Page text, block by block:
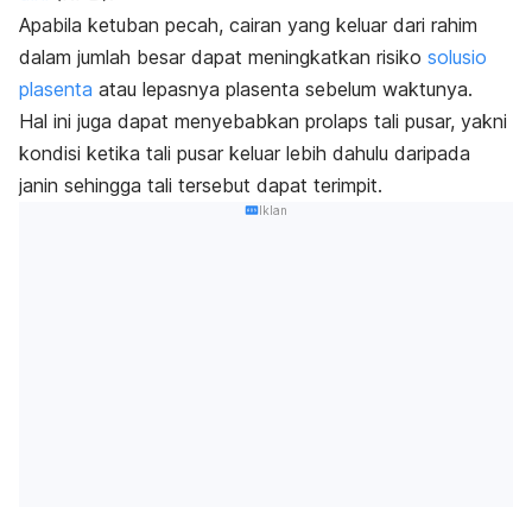
Apabila ketuban pecah, cairan yang keluar dari rahim
dalam jumlah besar dapat meningkatkan risiko solusio
plasenta atau lepasnya plasenta sebelum waktunya.
Hal ini juga dapat menyebabkan prolaps tali pusar, yakni
kondisi ketika tali pusar keluar lebih dahulu daripada
janin sehingga tali tersebut dapat terimpit.
Iklan